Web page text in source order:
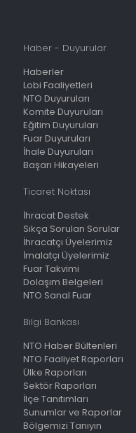
Haber - Duyurular
Haberler
Lobi Faaliyetleri
NTO Duyuruları
Komite Duyuruları
Eğitim Duyuruları
Fuar Duyuruları
İhale Duyuruları
Başarı Hikayeleri
Ticaret Noktası
İhracat Destek
Sıkça Sorulan Sorular
İhracatçı Üyelerimiz
İmalatçı Üyelerimiz
Fuar Takvimi
Dolaşım Belgeleri
NTO Sanal Fuar
Bilgi Bankası
NTO Haber Bültenleri
NTO Faaliyet Raporları
Ülke Raporları
Sektör Raporları
İlçe Tanıtımları
Sunumlar ve Raporlar
Bölgemizi Tanıyın